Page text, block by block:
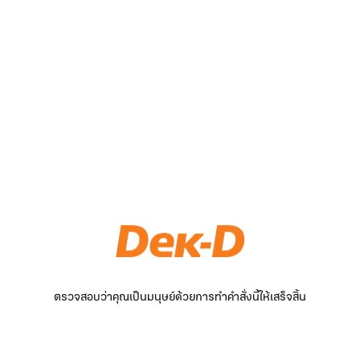
ตรวจสอบว่าคุณเป็นมนุษย์ด้วยการทำคำสั่งนี้ให้เสร็จสิ้น